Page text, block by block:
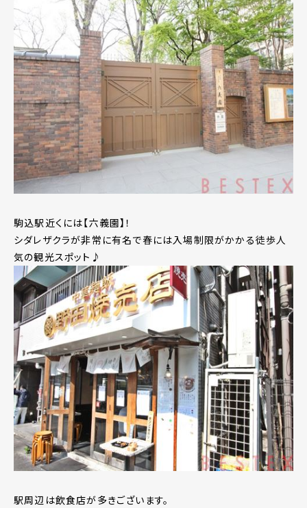
駒込駅近くには【六義園】！
シダレザクラが非常に有名で春には入場制限がかかる徒歩人
気の観光スポット♪
駅周辺は飲食店が多きございます。